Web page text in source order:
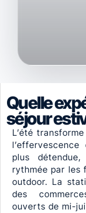
Quelle
séjour
L’été
plus
rythmée par les
outdoor. La
des
ouverts de mi-